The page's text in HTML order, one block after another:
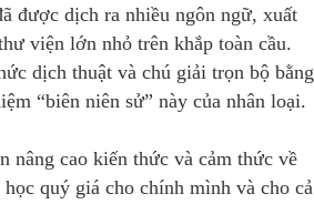
được dịch ra nhiều ngôn ngữ, xuất
viện lớn nhỏ trên khắp toàn cầu.
dịch thuật và chú giải trọn bộ bằng
“biên niên sử” này của nhân loại.
nâng cao kiến thức và cảm thức về
quý giá cho chính mình và cho cả